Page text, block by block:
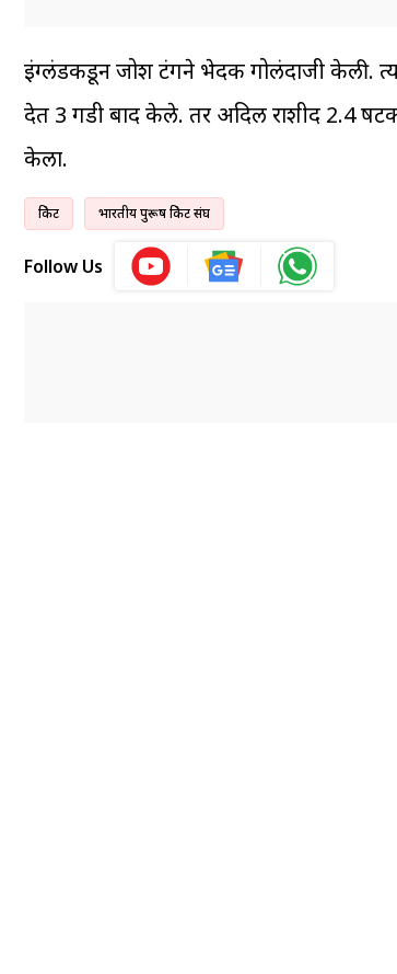
इंग्लंडकडून जोश टंगने भेदक गोलंदाजी केली.
देत 3 गडी बाद केले. तर अदिल राशीद 2.4
केला.
क्रिकेट भारतीय पुरूष क्रिकेट संघ
Follow Us